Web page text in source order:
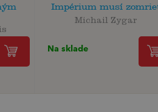
Impérium musí
Michail Zygar
Na sklade